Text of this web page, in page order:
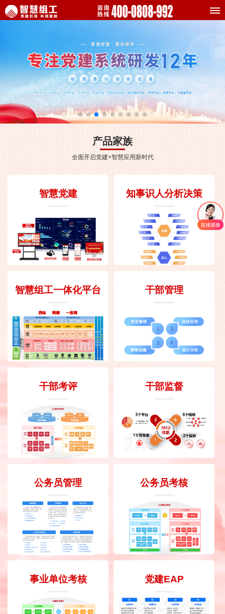
产品家族
全面开启党建+智慧应用新时代
智慧党建 知事识人分析决策
智慧组工一体化平台 干部管理
干部考评 干部监督
公务员管理 公务员考核
事业单位考核 党建EAP